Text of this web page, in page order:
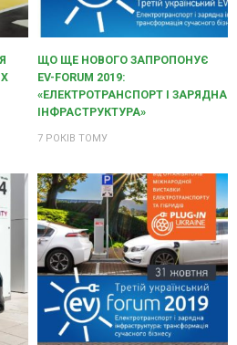
ЩО ЩЕ НОВОГО ЗАПРОПОНУЄ
EV-FORUM 2019:
«ЕЛЕКТРОТРАНСПОРТ І ЗАРЯДНА
ІНФРАСТРУКТУРА»
7 РОКІВ ТОМУ